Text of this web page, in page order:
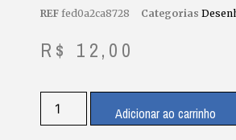
REF fed0a2ca8728 Categorias
R$ 12,00
Adicionar ao carrinho